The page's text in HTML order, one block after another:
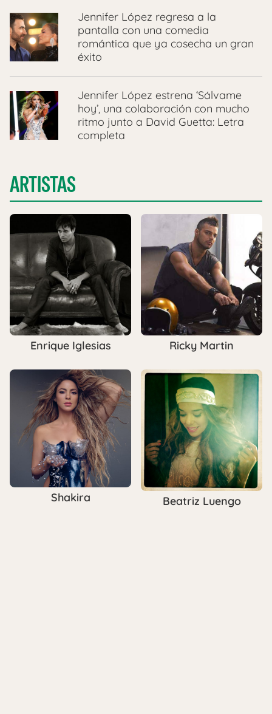
Jennifer López regresa a la
pantalla con una comedia
romántica que ya cosecha un gran
éxito
Jennifer López estrena ‘Sálvame
hoy’, una colaboración con mucho
ritmo junto a David Guetta: Letra
completa
ARTISTAS
Enrique Iglesias Ricky Martin
Shakira Beatriz Luengo